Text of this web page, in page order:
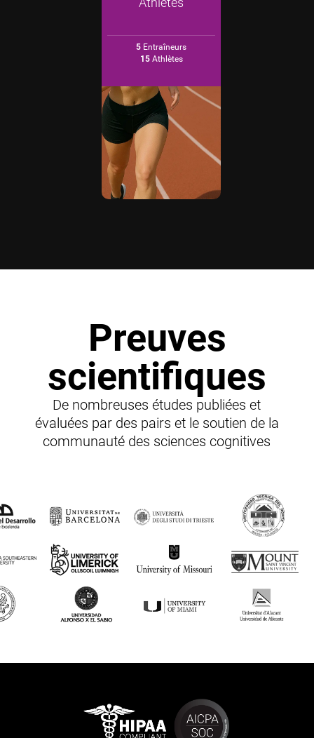
5 Entraîneurs
15Athlètes
Preuves
scientifiques
De nombreuses études publiées et
évaluées par des pairs et le soutien de la
communauté des sciences cognitives